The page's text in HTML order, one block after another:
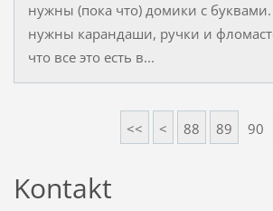
нужны (пока что) домики с
нужны карандаши, ручки и
что все это есть в...
<< < 88 89 90
Kontakt